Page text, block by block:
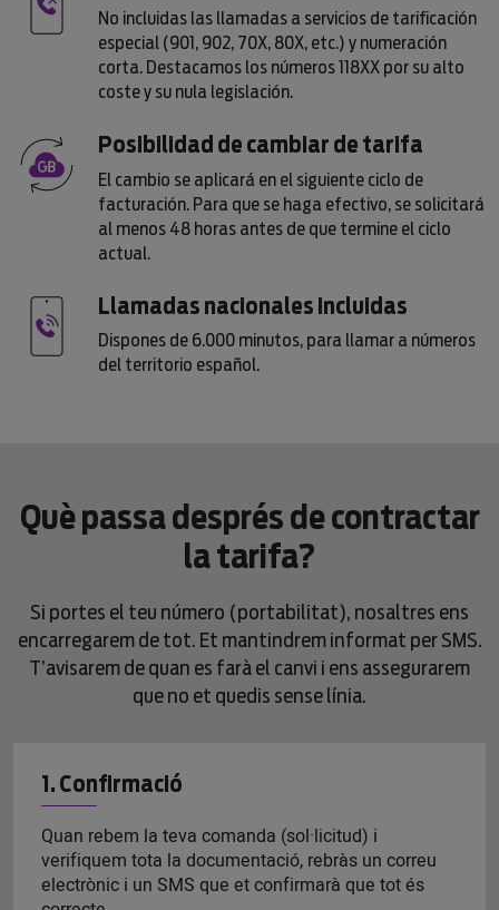
No incluidas las llamadas a servicios de tarificación
especial (901, 902, 70X, 80X, etc.) y numeración
corta. Destacamos los números 118XX por su alto
coste y su nula legislación.
Posibilidad de cambiar de tarifa
El cambio se aplicará en el siguiente ciclo de
facturación. Para que se haga efectivo, se solicitará
al menos 48 horas antes de que termine el ciclo
actual.
Llamadas nacionales incluidas
Dispones de 6.000 minutos, para llamar a números
del territorio español.
Què passa després de contractar
la tarifa?
Si portes el teu número (portabilitat), nosaltres ens
encarregarem de tot. Et mantindrem informat per SMS.
T’avisarem de quan es farà el canvi i ens assegurarem
que no et quedis sense línia.
1. Confirmació
Quan rebem la teva comanda (sol·licitud) i
verifiquem tota la documentació, rebràs un correu
electrònic i un SMS que et confirmarà que tot és